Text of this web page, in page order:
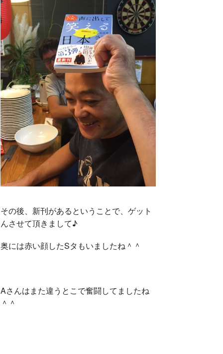
その後、新刊があるということで、ゲット
んさせて頂きまして♪
奥には赤い顔したSタもいましたね＾＾
Aさんはまた違うとこで奮闘してましたね
＾＾